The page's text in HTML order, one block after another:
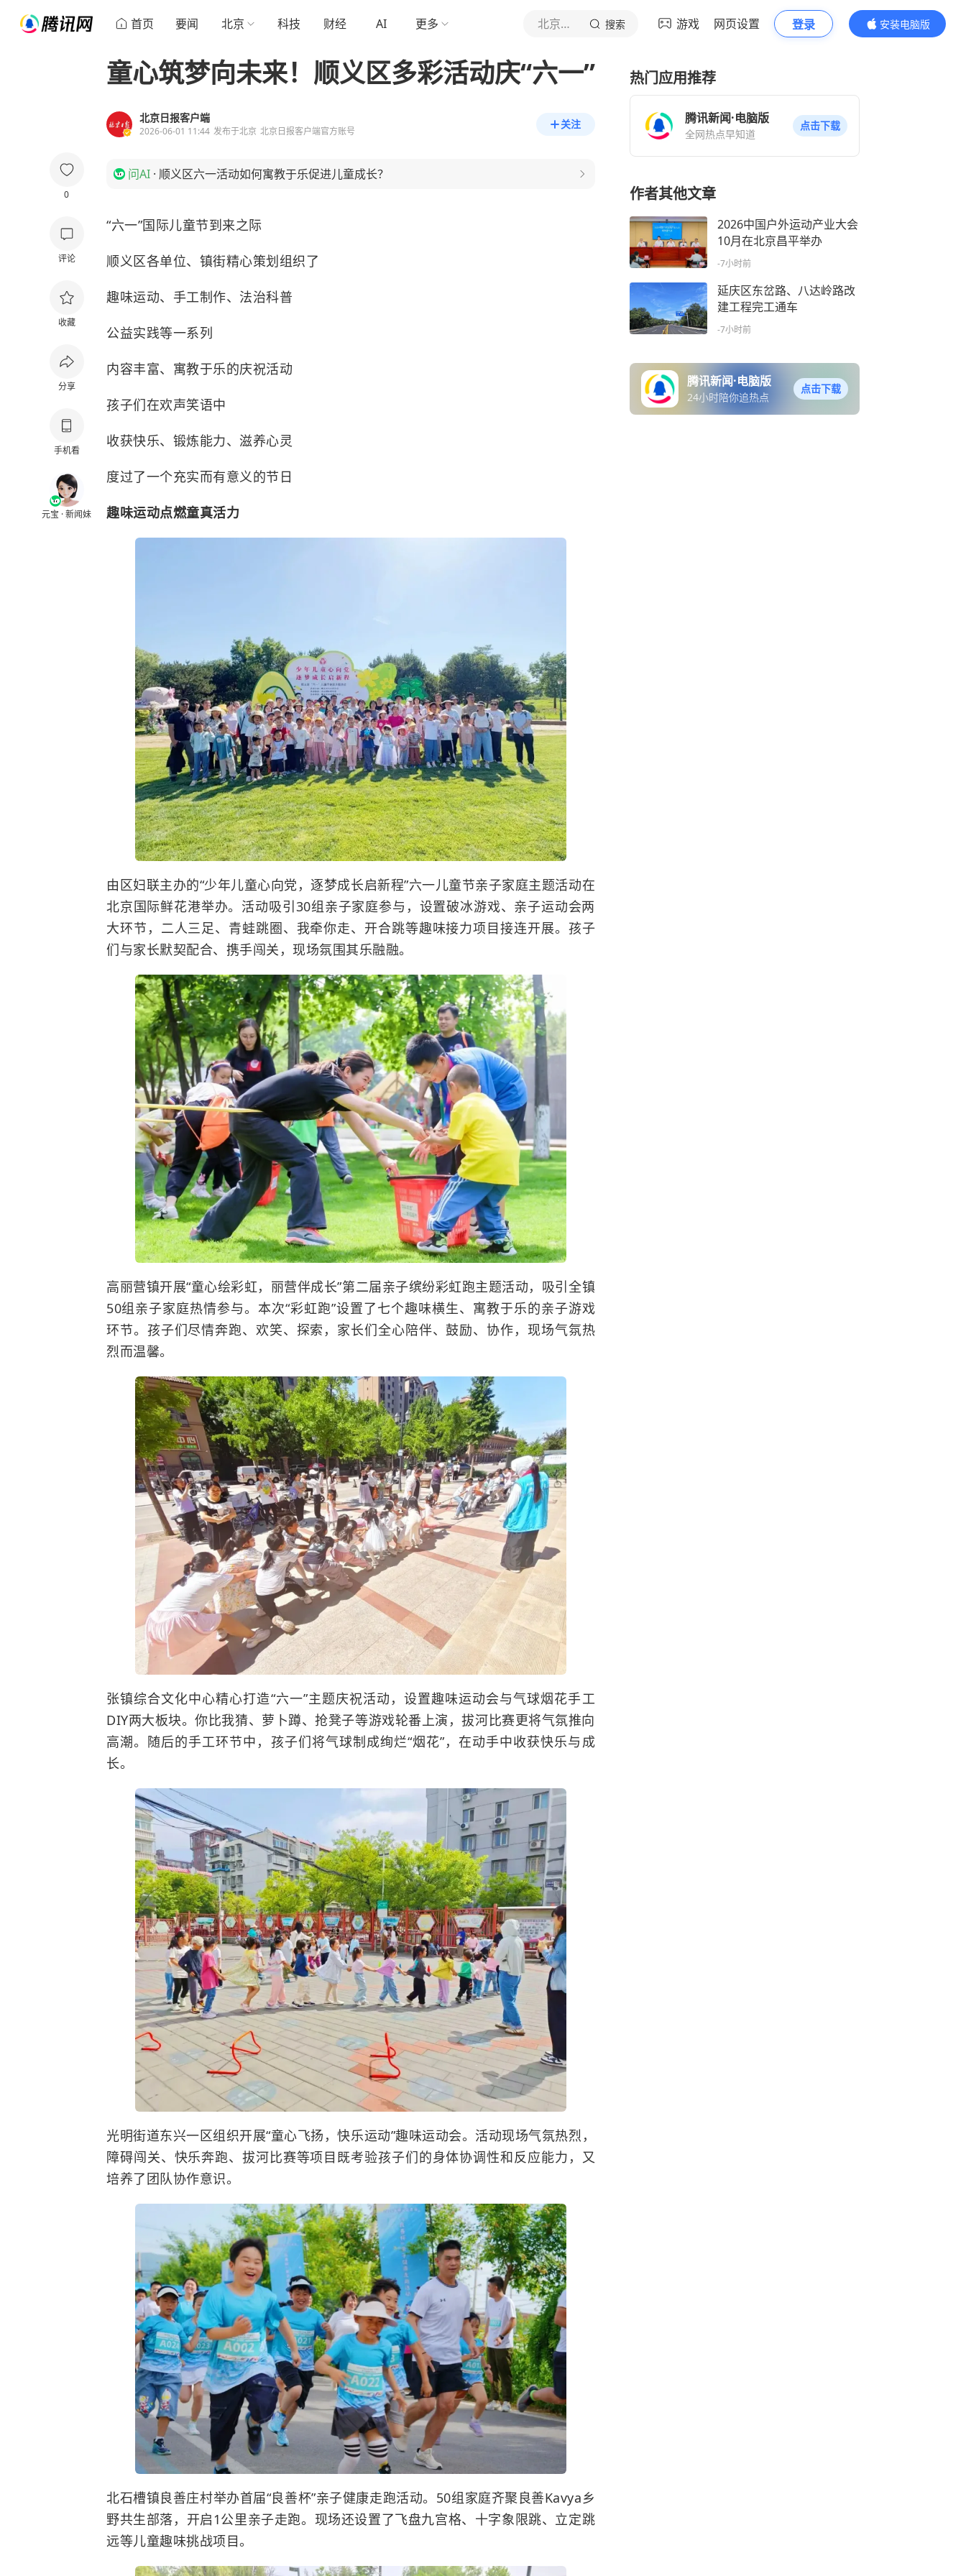
首页 要闻 北京 科技 财经 AI 更多 北京日报客户端 搜索 游戏 网页设置 登录
安装电脑版
内容更精彩
0
评论
收藏
分享
手机看
元宝 · 新闻妹
童心筑梦向未来！顺义区多彩活动庆“六一”
北京日报客户端
2026-06-01 11:44 发布于北京 北京日报客户端官方账号
关注
问AI · 顺义区六一活动如何寓教于乐促进儿童成长？
“六一”国际儿童节到来之际
顺义区各单位、镇街精心策划组织了
趣味运动、手工制作、法治科普
公益实践等一系列
内容丰富、寓教于乐的庆祝活动
孩子们在欢声笑语中
收获快乐、锻炼能力、滋养心灵
度过了一个充实而有意义的节日
趣味运动点燃童真活力
由区妇联主办的“少年儿童心向党，逐梦成长启新程”六一儿童节亲子家庭主题活动在
北京国际鲜花港举办。活动吸引30组亲子家庭参与，设置破冰游戏、亲子运动会两
大环节，二人三足、青蛙跳圈、我牵你走、开合跳等趣味接力项目接连开展。孩子
们与家长默契配合、携手闯关，现场氛围其乐融融。
高丽营镇开展“童心绘彩虹，丽营伴成长”第二届亲子缤纷彩虹跑主题活动，吸引全镇
50组亲子家庭热情参与。本次“彩虹跑”设置了七个趣味横生、寓教于乐的亲子游戏
环节。孩子们尽情奔跑、欢笑、探索，家长们全心陪伴、鼓励、协作，现场气氛热
烈而温馨。
张镇综合文化中心精心打造“六一”主题庆祝活动，设置趣味运动会与气球烟花手工
DIY两大板块。你比我猜、萝卜蹲、抢凳子等游戏轮番上演，拔河比赛更将气氛推向
高潮。随后的手工环节中，孩子们将气球制成绚烂“烟花”，在动手中收获快乐与成
长。
光明街道东兴一区组织开展“童心飞扬，快乐运动”趣味运动会。活动现场气氛热烈，
障碍闯关、快乐奔跑、拔河比赛等项目既考验孩子们的身体协调性和反应能力，又
培养了团队协作意识。
北石槽镇良善庄村举办首届“良善杯”亲子健康走跑活动。50组家庭齐聚良善Kavya乡
野共生部落，开启1公里亲子走跑。现场还设置了飞盘九宫格、十字象限跳、立定跳
远等儿童趣味挑战项目。
热门应用推荐
腾讯新闻·电脑版
全网热点早知道
点击下载
作者其他文章
2026中国户外运动产业大会
10月在北京昌平举办
-7小时前
延庆区东岔路、八达岭路改
建工程完工通车
-7小时前
腾讯新闻·电脑版
24小时陪你追热点
点击下载